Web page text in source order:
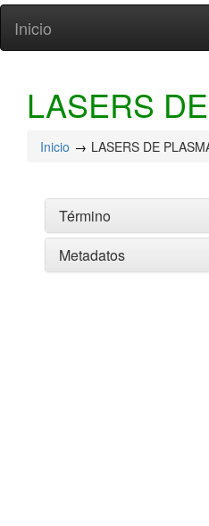
Inicio
LASERS
Inicio LASERS DE
Término
Metadatos